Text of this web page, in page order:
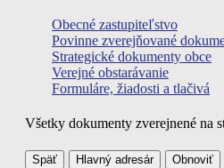
Obecné zastupiteľstvo
Povinne zverejňované
Strategické dokumenty obce
Verejné obstarávanie
Formuláre, žiadosti a tlačivá
Všetky dokumenty zverejnené na
Späť Hlavný adresár Obnoviť